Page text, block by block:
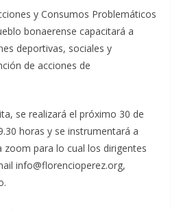
y Consumos Problemáticos
bonaerense capacitará a
deportivas, sociales y
de acciones de
se realizará el próximo 30 de
horas y se instrumentará a
para lo cual los dirigentes
info@florencioperez.org,